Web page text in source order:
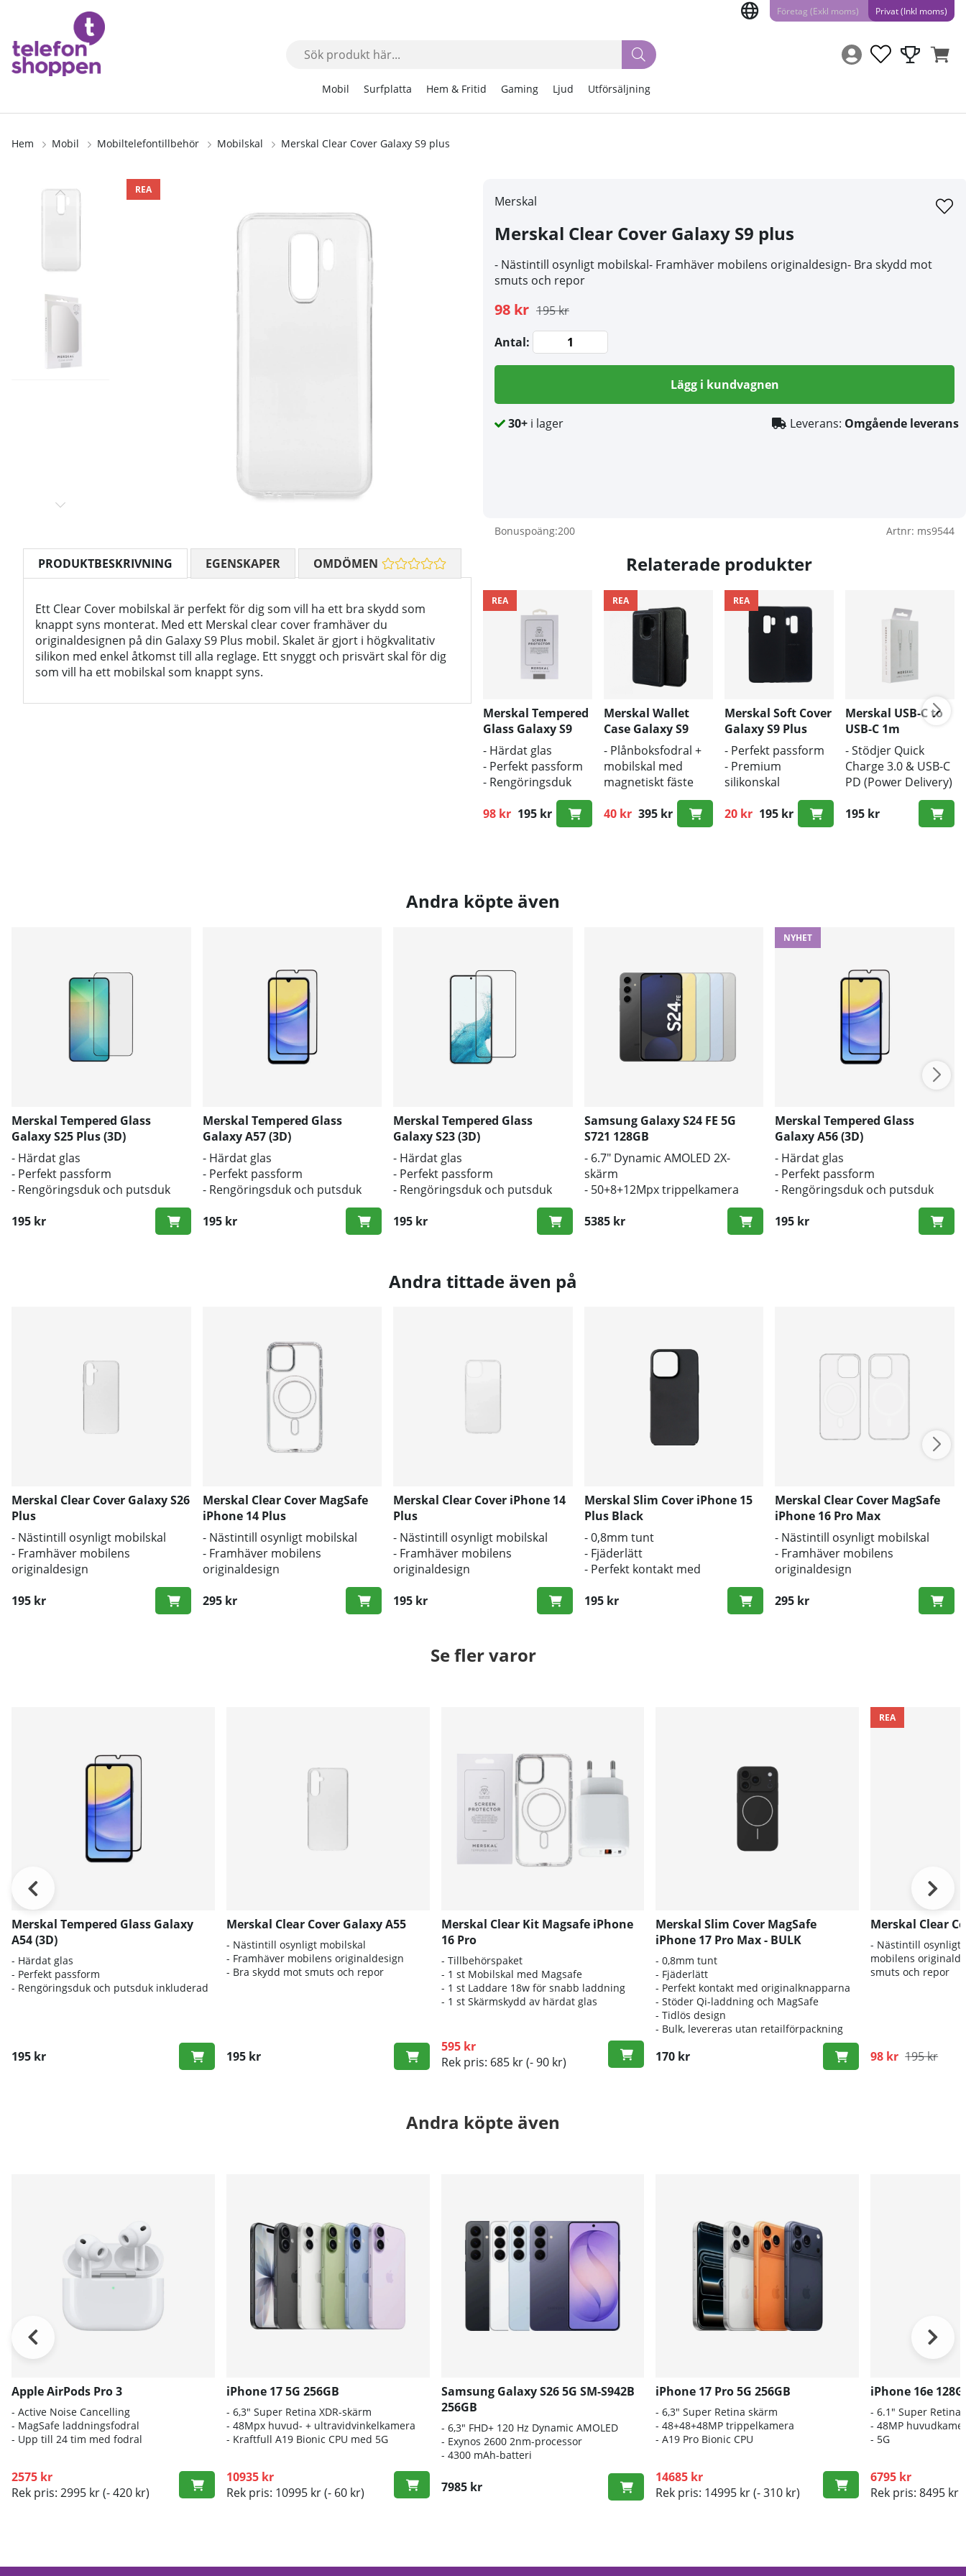
Företag (Exkl moms) Privat (Inkl moms)
Mobil Surfplatta Hem & Fritid Gaming Ljud Utförsäljning
Hem Mobil Mobiltelefontillbehör Mobilskal Merskal Clear Cover Galaxy S9 plus
REA
Produktbilder
Merskal
Merskal Clear Cover Galaxy S9 plus
- Nästintill osynligt mobilskal- Framhäver mobilens originaldesign- Bra skydd mot
smuts och repor
98 kr 195 kr
Antal:
Lägg i kundvagnen
30+ i lager Leverans: Omgående leverans
Bonuspoäng:200 Artnr: ms9544
PRODUKTBESKRIVNING
Ett Clear Cover mobilskal är perfekt för dig som vill ha ett bra skydd som
knappt syns monterat. Med ett Merskal clear cover framhäver du
originaldesignen på din Galaxy S9 Plus mobil. Skalet är gjort i högkvalitativ
silikon med enkel åtkomst till alla reglage. Ett snyggt och prisvärt skal för dig
som vill ha ett mobilskal som knappt syns.
EGENSKAPER OMDÖMEN Relaterade produkter
REA
Merskal Tempered
Glass Galaxy S9
Plus (3D)
- Härdat glas
- Perfekt passform
- Rengöringsduk
inkluderad
98 kr 195 kr
Ordinarie pris:
REA
Merskal Wallet
Case Galaxy S9
Plus
- Plånboksfodral +
mobilskal med
magnetiskt fäste
mobilskal, pop out
- Stöd för trådlös
40 kr 395 kr
Ordinarie pris:
REA
Merskal Soft Cover
Galaxy S9 Plus
- Perfekt passform
- Premium
silikonskal
- Soft touch coating
20 kr 195 kr
Ordinarie pris:
Merskal USB-C to
USB-C 1m
- Stödjer Quick
Charge 3.0 & USB-C
PD (Power Delivery)
- Snabb hastighet
195 kr
Andra köpte även
Merskal Tempered Glass
Galaxy S25 Plus (3D)
- Härdat glas
- Perfekt passform
- Rengöringsduk och putsduk
195 kr
Merskal Tempered Glass
Galaxy A57 (3D)
- Härdat glas
- Perfekt passform
- Rengöringsduk och putsduk
195 kr
Merskal Tempered Glass
Galaxy S23 (3D)
- Härdat glas
- Perfekt passform
- Rengöringsduk och putsduk
195 kr
Samsung Galaxy S24 FE 5G
S721 128GB
- 6.7" Dynamic AMOLED 2X-
skärm
- 50+8+12Mpx trippelkamera
5385 kr
NYHET
Merskal Tempered Glass
Galaxy A56 (3D)
- Härdat glas
- Perfekt passform
- Rengöringsduk och putsduk
195 kr
Andra tittade även på
Merskal Clear Cover Galaxy S26
Plus
- Nästintill osynligt mobilskal
- Framhäver mobilens
originaldesign
- Bra skydd mot smuts och repor
195 kr
Merskal Clear Cover MagSafe
iPhone 14 Plus
- Nästintill osynligt mobilskal
- Framhäver mobilens
originaldesign
- Bra skydd mot smuts och repor
295 kr
Merskal Clear Cover iPhone 14
Plus
- Nästintill osynligt mobilskal
- Framhäver mobilens
originaldesign
- Bra skydd mot smuts och repor
195 kr
Merskal Slim Cover iPhone 15
Plus Black
- 0,8mm tunt
- Fjäderlätt
- Perfekt kontakt med
195 kr
Merskal Clear Cover MagSafe
iPhone 16 Pro Max
- Nästintill osynligt mobilskal
- Framhäver mobilens
originaldesign
- Bra skydd mot smuts och repor
295 kr
Se fler varor
Merskal Tempered Glass Galaxy
A54 (3D)
- Härdat glas
- Perfekt passform
- Rengöringsduk och putsduk inkluderad
195 kr
Merskal Clear Cover Galaxy A55
- Nästintill osynligt mobilskal
- Framhäver mobilens originaldesign
- Bra skydd mot smuts och repor
195 kr
Merskal Clear Kit Magsafe iPhone
16 Pro
- Tillbehörspaket
- 1 st Mobilskal med Magsafe
- 1 st Laddare 18w för snabb laddning
- 1 st Skärmskydd av härdat glas
595 kr
Rek pris: 685 kr(- 90 kr)
Merskal Slim Cover MagSafe
iPhone 17 Pro Max - BULK
- 0,8mm tunt
- Fjäderlätt
- Perfekt kontakt med originalknapparna
- Stöder Qi-laddning och MagSafe
- Tidlös design
- Bulk, levereras utan retailförpackning
170 kr
REA
Merskal Clear
- Nästintill osynligt
mobilens
smuts och repor
98 kr 195 kr
Andra köpte även
Apple AirPods Pro 3
- Active Noise Cancelling
- MagSafe laddningsfodral
- Upp till 24 tim med fodral
2575 kr
Rek pris: 2995 kr(- 420 kr)
iPhone 17 5G 256GB
- 6,3" Super Retina XDR-skärm
- 48Mpx huvud- + ultravidvinkelkamera
- Kraftfull A19 Bionic CPU med 5G
10935 kr
Rek pris: 10995 kr(- 60 kr)
Samsung Galaxy S26 5G SM-S942B
256GB
- 6,3" FHD+ 120 Hz Dynamic AMOLED
- Exynos 2600 2nm-processor
- 4300 mAh-batteri
7985 kr
iPhone 17 Pro 5G 256GB
- 6,3" Super Retina skärm
- 48+48+48MP trippelkamera
-A19 Pro Bionic CPU
14685 kr
Rek pris: 14995 kr(- 310 kr)
iPhone 16e
- 6.1″ Super Retina
- 48MP
- 5G
6795 kr
Rek pris: 8495 kr